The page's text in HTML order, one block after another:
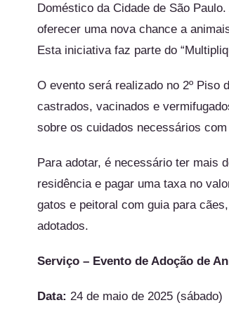
Doméstico da Cidade de São
oferecer uma nova chance a
Esta iniciativa faz parte do
O evento será realizado no 2º Piso
castrados, vacinados e
sobre os cuidados necessários
Para adotar, é necessário ter mais
residência e pagar uma taxa no
gatos e peitoral com guia para
adotados.
Serviço – Evento de Adoção de
Data: 24 de maio de 2025 (sábado)